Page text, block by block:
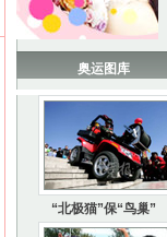
奥运图库
“北极猫”保“鸟巢”